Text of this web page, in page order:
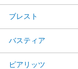
ブレスト
バスティア
ビアリッツ